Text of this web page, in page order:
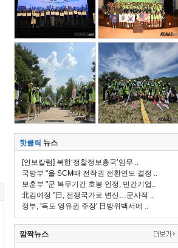
핫클릭 뉴스
[안보칼럼] 북한‘정찰정보총국’임무 ..
국방부 "올 SCM때 전작권 전환연도 결정 ..
보훈부 "군 복무기간 호봉 인정, 민간기업..
北김여정 "日, 전쟁국가로 변신…군사적 ..
정부, '독도 영유권 주장' 日방위백서에 ..
깜짝뉴스